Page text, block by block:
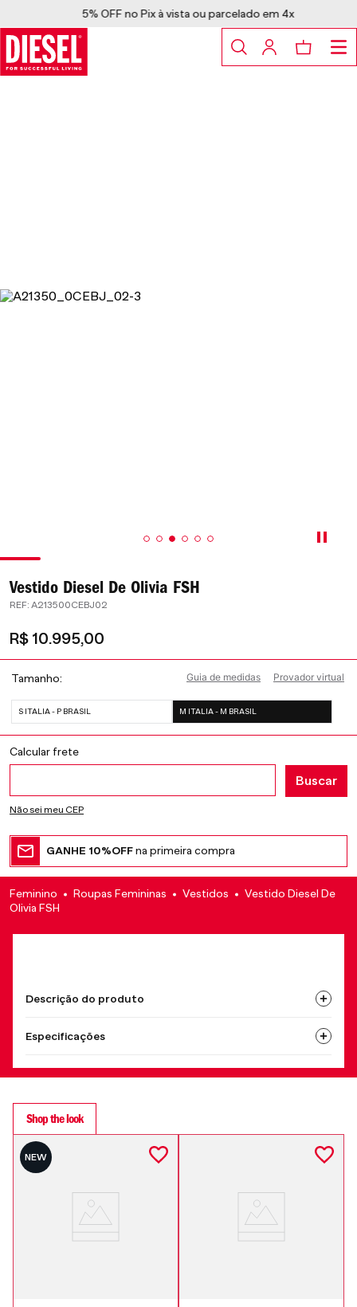
5% OFF no Pix à vista ou parcelado em 4x
Vestido Diesel De Olivia FSH
: A213500CEBJ02
R$ 10.995,00
Provador virtual
Guia de medidas
Tamanho
S ITALIA - P BRASIL M ITALIA - M BRASIL
Não sei meu CEP
GANHE 10%OFFna primeira compra
Feminino Roupas Femininas Vestidos
Vestido Diesel De
Olivia FSH
Descrição do produto
Especificações
Shop the look
NEW